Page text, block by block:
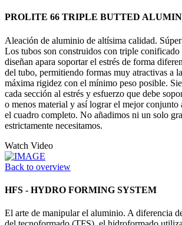
PROLITE 66 TRIPLE BUTTED
Aleación de aluminio de altísima calidad.
Los tubos son construidos con triple
diseñan apara soportar el estrés de forma
del tubo, permitiendo formas muy atractivas a
máxima rigidez con el mínimo peso posible.
cada sección al estrés y esfuerzo que debe
o menos material y así lograr el mejor conjunto
el cuadro completo. No añadimos ni un solo
estrictamente necesitamos.
Watch Video
Back to overview
HFS - HYDRO FORMING SYSTEM
El arte de manipular el aluminio. A diferencia